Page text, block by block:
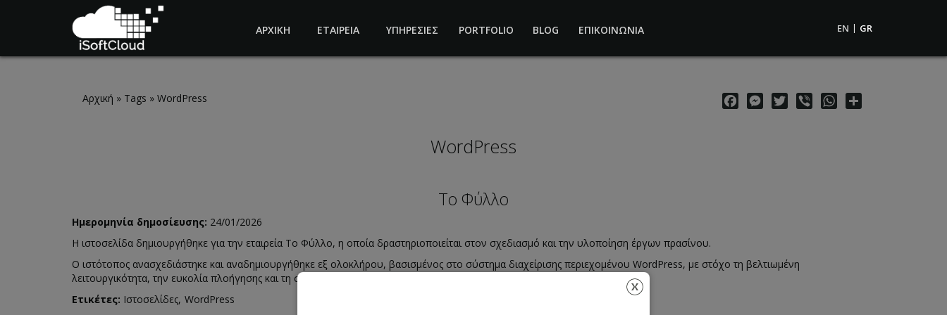
Skip to main content
ΑΡΧΙΚΗ ΕΤΑΙΡΕΙΑ ΥΠΗΡΕΣΙΕΣ PORTFOLIO BLOG ΕΠΙΚΟΙΝΩΝΙΑ EN GR
Αρχική » Tags » WordPress FacebookMessenger
TwitterViber WhatsApp
WordPress
Το Φύλλο
Ημερομηνία δημοσίευσης: 24/01/2026
Η ιστοσελίδα δημιουργήθηκε για την εταιρεία Το Φύλλο, η οποία δραστηριοποιείται στον σχεδιασμό και την υλοποίηση έργων πρασίνου.
Ο ιστότοπος ανασχεδιάστηκε και αναδημιουργήθηκε εξ ολοκλήρου, βασισμένος στο σύστημα διαχείρισης περιεχομένου WordPress, με στόχο τη βελτιωμένη
λειτουργικότητα, την ευκολία πλοήγησης και τη σύγχρονη αισθητική.
Ετικέτες: Ιστοσελίδες WordPress